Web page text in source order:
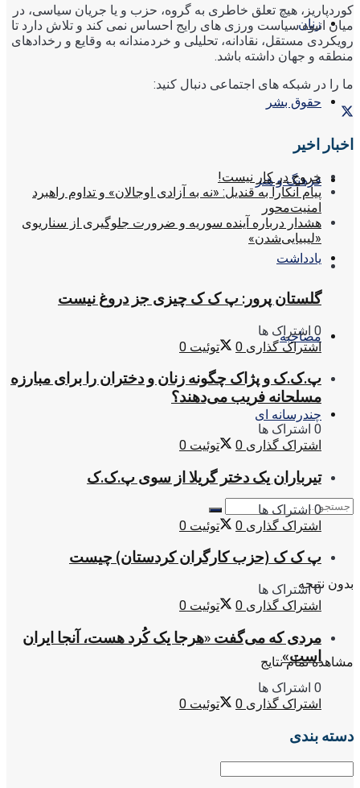
زنان
حقوق بشر
فرهنگ و هنر
یادداشت
مصاحبه
چندرسانه ای
بدون نتیجه
مشاهده تمام نتایج
کوردپاریز، هیچ تعلق خاطری به گروه، حزب و یا جریان سیاسی، در
میان انبوه سیاست ورزی های رایج احساس نمی کند و تلاش دارد تا
رویکردی مستقل، نقادانه، تحلیلی و خردمندانه به وقایع و رخدادهای
منطقه و جهان داشته باشد.
ما را در شبکه های اجتماعی دنبال کنید:
اخبار اخیر
خروج در کار نیست!
پیام آنکارا به قندیل: «نه به آزادی اوجالان» و تداوم راهبرد
امنیت‌محور
هشدار درباره آینده سوریه و ضرورت جلوگیری از سناریوی
«لیبیایی‌شدن»
گلستان پرور: پ ک ک چیزی جز دروغ نیست
0 اشتراک ها
اشتراک گذاری 0 توئیت 0
پ.ک.ک و پژاک چگونه زنان و دختران را برای مبارزه
مسلحانه فریب می‌دهند؟
0 اشتراک ها
اشتراک گذاری 0 توئیت 0
تیرباران یک دختر گریلا از سوی پ.ک.ک
0 اشتراک ها
اشتراک گذاری 0 توئیت 0
پ ک ک (حزب کارگران کردستان) چیست
0 اشتراک ها
اشتراک گذاری 0 توئیت 0
مردی که می‌گفت «هرجا یک کُرد هست، آنجا ایران
است»
0 اشتراک ها
اشتراک گذاری 0 توئیت 0
دسته بندی
دسته